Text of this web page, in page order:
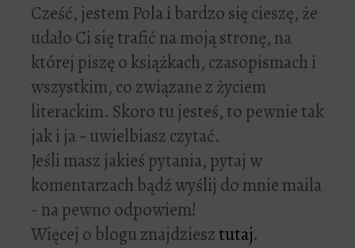
Cześć, jestem Pola i bardzo się cieszę, że
udało Ci się trafić na moją stronę, na
której piszę o książkach, czasopismach i
wszystkim, co związane z życiem
literackim. Skoro tu jesteś, to pewnie tak
jak i ja - uwielbiasz czytać.
Jeśli masz jakieś pytania, pytaj w
komentarzach bądź wyślij do mnie maila
- na pewno odpowiem!
Więcej o blogu znajdziesztutaj.